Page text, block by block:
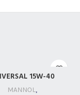
15W-40
MANNOL,